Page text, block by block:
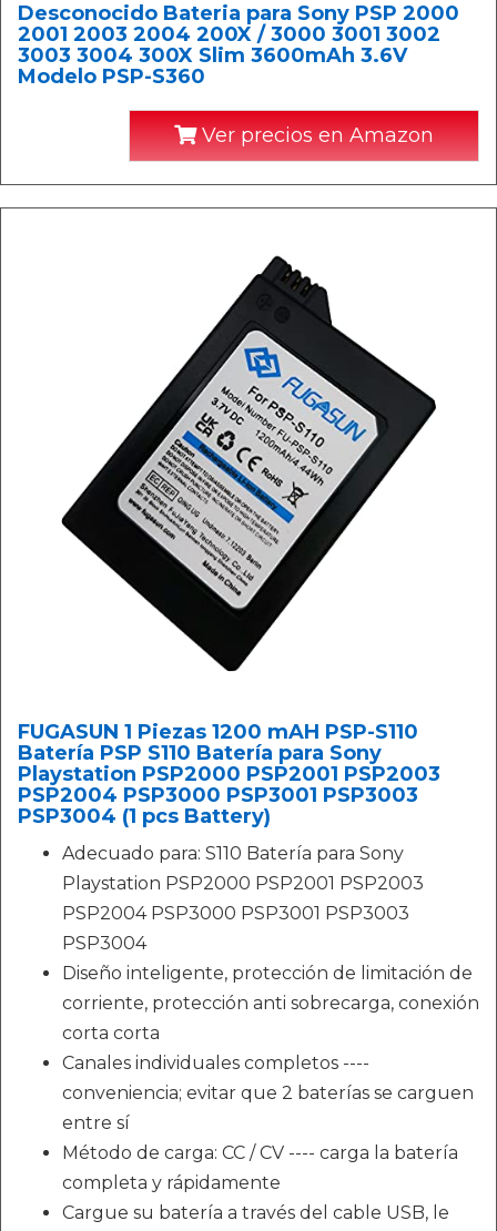
Desconocido Bateria para Sony PSP 2000
2001 2003 2004 200X / 3000 3001 3002
3003 3004 300X Slim 3600mAh 3.6V
Modelo PSP-S360
Ver precios en Amazon
FUGASUN 1 Piezas 1200 mAH PSP-S110
Batería PSP S110 Batería para Sony
Playstation PSP2000 PSP2001 PSP2003
PSP2004 PSP3000 PSP3001 PSP3003
PSP3004 (1 pcs Battery)
Adecuado para: S110 Batería para Sony
Playstation PSP2000 PSP2001 PSP2003
PSP2004 PSP3000 PSP3001 PSP3003
PSP3004
Diseño inteligente, protección de limitación de
corriente, protección anti sobrecarga, conexión
corta corta
Canales individuales completos ----
conveniencia; evitar que 2 baterías se carguen
entre sí
Método de carga: CC / CV ---- carga la batería
completa y rápidamente
Cargue su batería a través del cable USB, le